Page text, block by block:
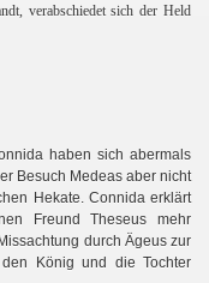
verabschiedet sich der Held
haben sich abermals
Besuch Medeas aber nicht
Hekate. Connida erklärt
Freund Theseus mehr
durch Ägeus zur
König und die Tochter